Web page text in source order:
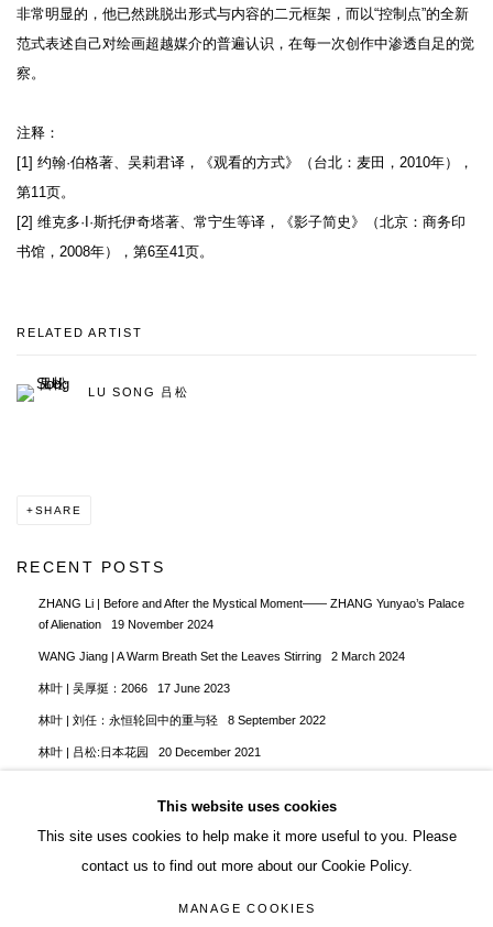
非常明显的，他已然跳脱出形式与内容的二元框架，而以“控制点”的全新
范式表述自己对绘画超越媒介的普遍认识，在每一次创作中渗透自足的觉
察。
注释：
[1] 约翰·伯格著、吴莉君译，《观看的方式》（台北：麦田，2010年），
第11页。
[2] 维克多·I·斯托伊奇塔著、常宁生等译，《影子简史》（北京：商务印
书馆，2008年），第6至41页。
RELATED ARTIST
LU SONG 吕松
SHARE
RECENT POSTS
ZHANG Li | Before and After the Mystical Moment—— ZHANG Yunyao’s Palace
of Alienation
19 November 2024
WANG Jiang | A Warm Breath Set the Leaves Stirring 2 March 2024
林叶 | 吴厚挺：2066 17 June 2023
林叶 | 刘任：永恒轮回中的重与轻 8 September 2022
林叶 | 吕松:日本花园 20 December 2021
This website uses cookies
This site uses cookies to help make it more useful to you. Please
contact us to find out more about our Cookie Policy.
MANAGE COOKIES